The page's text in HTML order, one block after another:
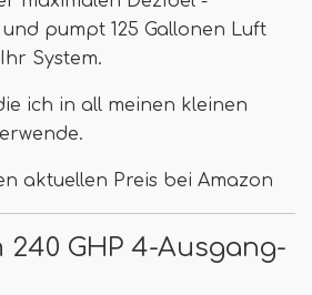
pumpt 125 Gallonen Luft
System.
ich in all meinen kleinen
aktuellen Preis bei Amazon
GHP 4-Ausgang-